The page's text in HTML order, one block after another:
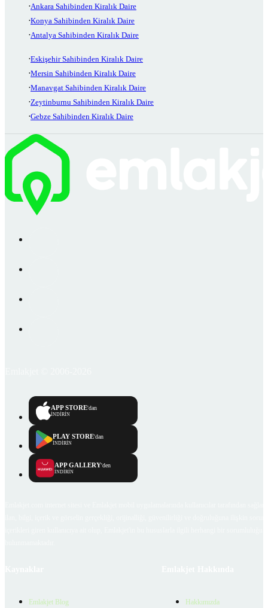
Ankara Sahibinden Kiralık Daire
Konya Sahibinden Kiralık Daire
Antalya Sahibinden Kiralık Daire
Eskişehir Sahibinden Kiralık Daire
Mersin Sahibinden Kiralık Daire
Manavgat Sahibinden Kiralık Daire
Zeytinburnu Sahibinden Kiralık Daire
Gebze Sahibinden Kiralık Daire
APP STORE'dan
İNDİRİN
PLAY STORE'dan
İNDİRİN
APP GALLERY'den
İNDİRİN
Emlakjet Blog Hakkımızda